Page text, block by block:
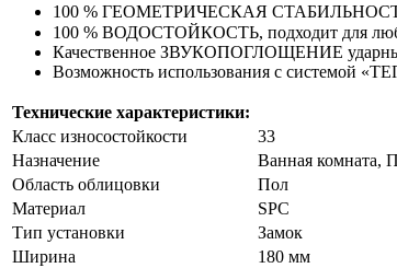
100 % ГЕОМЕТРИЧЕСКАЯ СТАБИЛЬНОСТЬ
100 % ВОДОСТОЙКОСТЬ, подходит для
Качественное ЗВУКОПОГЛОЩЕНИЕ
Возможность использования с системой
Технические характеристики:
Класс износостойкости
33
Назначение
Ванная комната,
Область облицовки
Пол
Материал
SPC
Тип установки
Замок
Ширина
180 мм